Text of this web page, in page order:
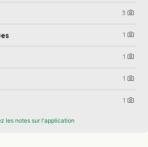
3
1
1
1
1
les notes sur l'application